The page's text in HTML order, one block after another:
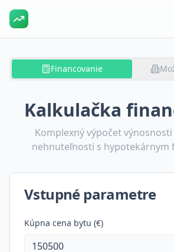
Financovanie
Kalkulačka
Komplexný výpočet
nehnuteľnosti s hypotekárnym
Vstupné parametre
Kúpna cena bytu (€)